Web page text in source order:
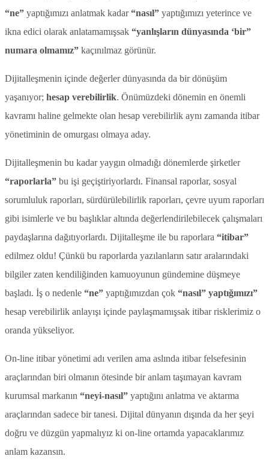
“ne” yaptığımızı anlatmak kadar“nasıl” yaptığımızı yeterince ve
ikna edici olarak anlatamamışsak “yanlışların dünyasında ‘bir”
numara olmamız” kaçınılmaz görünür.
Dijitalleşmenin içinde değerler dünyasında da bir dönüşüm
yaşanıyor; hesap verebilirlik. Önümüzdeki dönemin en önemli
kavramı haline gelmekte olan hesap verebilirlik aynı zamanda itibar
yönetiminin de omurgası olmaya aday.
Dijitalleşmenin bu kadar yaygın olmadığı dönemlerde şirketler
“raporlarla” bu işi geçiştiriyorlardı. Finansal raporlar, sosyal
sorumluluk raporları, sürdürülebilirlik raporları, çevre uyum raporları
gibi isimlerle ve bu başlıklar altında değerlendirilebilecek çalışmaları
paydaşlarına dağıtıyorlardı. Dijitalleşme ile bu raporlara “itibar”
edilmez oldu! Çünkü bu raporlarda yazılanların satır aralarındaki
bilgiler zaten kendiliğinden kamuoyunun gündemine düşmeye
başladı. İş o nedenle “ne” yaptığımızdan çok “nasıl” yaptığımızı”
hesap verebilirlik anlayışı içinde paylaşmamışsak itibar risklerimiz o
oranda yükseliyor.
On-line itibar yönetimi adı verilen ama aslında itibar felsefesinin
araçlarından biri olmanın ötesinde bir anlam taşımayan kavram
kurumsal markanın “neyi-nasıl” yaptığını anlatma ve aktarma
araçlarından sadece bir tanesi. Dijital dünyanın dışında da her şeyi
doğru ve düzgün yapmalıyız ki on-line ortamda yapacaklarımız
anlam kazansın.